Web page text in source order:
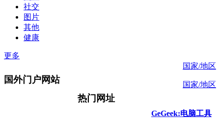
社交
图片
其他
健康
更多
国外门户网站
国家/地区
热门网址
国家/地区
GeGeek:电脑工具